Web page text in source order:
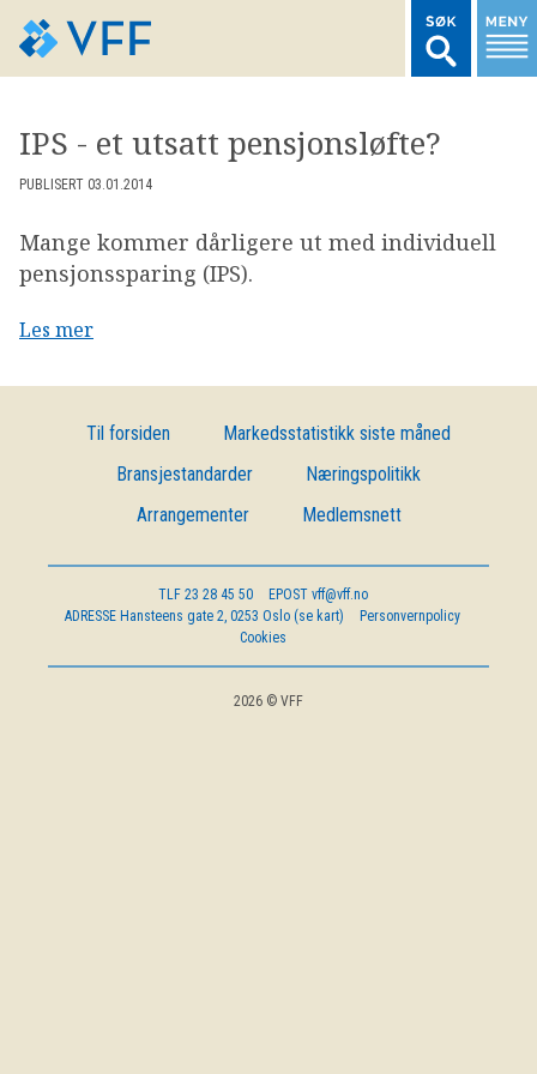
LOGG INN MEDLEMSNETT
MARKEDSSTATISTIKK
FONDSDATA
DEN LILLE FONDSHÅNDBOKEN
IPS - et utsatt pensjonsløfte?
PUBLISERT 03.01.2014
Mange kommer dårligere ut med individuell
pensjonssparing (IPS).
Les mer
Til forsiden
Markedsstatistikk siste måned
Bransjestandarder
Næringspolitikk
Arrangementer
Medlemsnett
TLF 23 28 45 50 EPOST vff@vff.no
ADRESSE Hansteens gate 2, 0253 Oslo (se kart)
Personvernpolicy
Cookies
2026 © VFF